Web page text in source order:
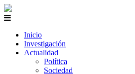
Inicio
Investigación
Actualidad
Política
Sociedad